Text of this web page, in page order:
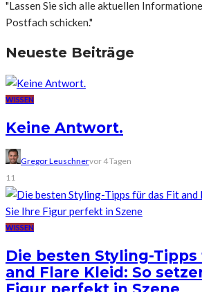
"Lassen Sie sich alle aktuellen
Postfach schicken."
Neueste Beiträge
WISSEN
Keine Antwort.
Gregor Leuschnervor 4 Tagen
11
WISSEN
Die besten Styling-
and Flare Kleid: So